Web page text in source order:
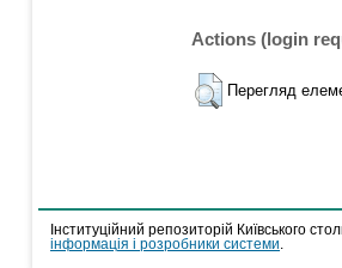
Actions (login
Перегляд
Інституційний репозиторій Київського
інформація і розробники системи